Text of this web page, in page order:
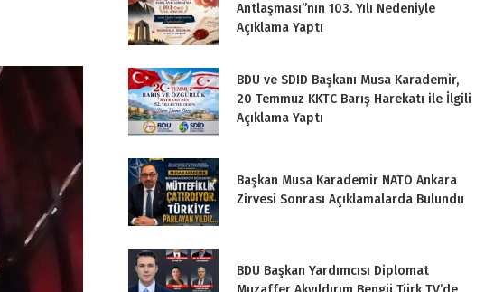
Antlaşması”nın 103. Yılı Nedeniyle
Açıklama Yaptı
BDU ve SDID Başkanı Musa Karademir,
20 Temmuz KKTC Barış Harekatı ile İlgili
Açıklama Yaptı
Başkan Musa Karademir NATO Ankara
Zirvesi Sonrası Açıklamalarda Bulundu
BDU Başkan Yardımcısı Diplomat